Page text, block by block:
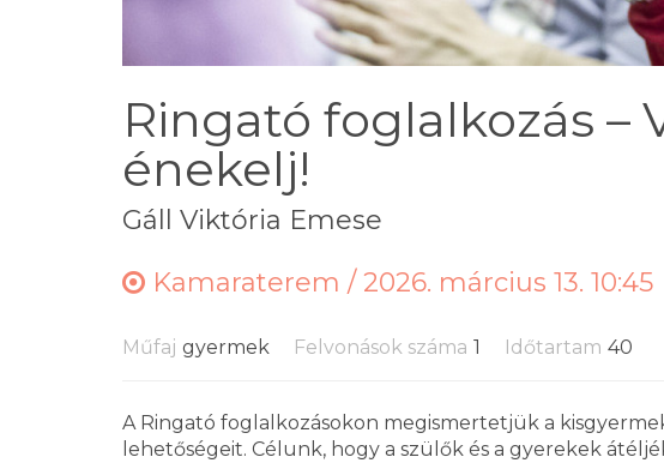
Ringató foglalkozás –
énekelj!
Gáll Viktória Emese
Kamaraterem / 2026. március 13. 10:45
Műfaj gyermek Felvonások száma 1 Időtartam 40
A Ringató foglalkozásokon megismertetjük a
lehetőségeit. Célunk, hogy a szülők és a gyerekek